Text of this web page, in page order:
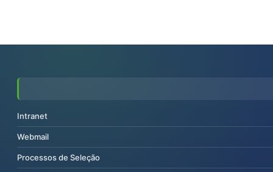
Intranet
Webmail
Processos de Seleção